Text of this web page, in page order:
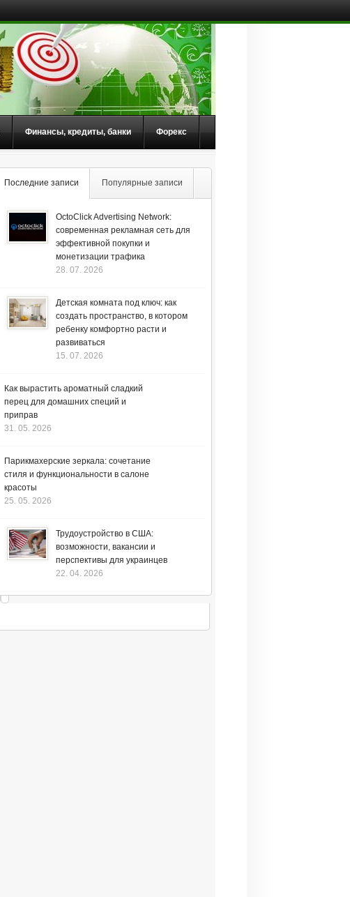
Финансы, кредиты, банки Форекс
Последние записи Популярные записи
OctoClick Advertising Network:
современная рекламная сеть для
эффективной покупки и
монетизации трафика
28. 07. 2026
Детская комната под ключ: как
создать пространство, в котором
ребенку комфортно расти и
развиваться
15. 07. 2026
Как вырастить ароматный сладкий
перец для домашних специй и
приправ
31. 05. 2026
Парикмахерские зеркала: сочетание
стиля и функциональности в салоне
красоты
25. 05. 2026
Трудоустройство в США:
возможности, вакансии и
перспективы для украинцев
22. 04. 2026